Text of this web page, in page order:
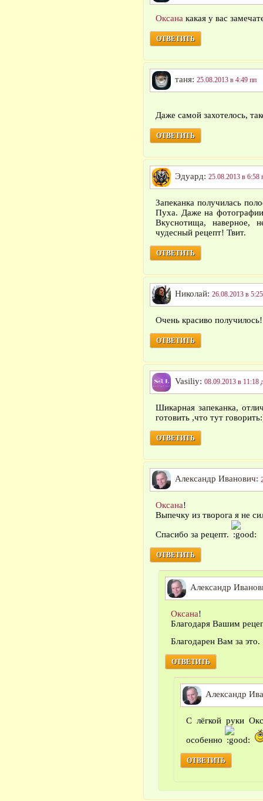
Оксана какая у вас
ОТВЕТИТЬ
таня: 25.08.2013 в 4:49 пп
Даже самой захотелось,
ОТВЕТИТЬ
Эдуард: 25.08.2013 в 6:58
Запеканка получилась
Пуха. Даже на
Вкуснотища, наверное,
чудесный рецепт! Твит.
ОТВЕТИТЬ
Николай: 26.08.2013 в
Очень красиво получилось!
ОТВЕТИТЬ
Vasiliy: 08.09.2013 в 11:18
Шикарная запеканка,
готовить ,что тут
ОТВЕТИТЬ
Александр Иванович:
Оксана!
Выпечку из творога я не
Спасибо за рецепт.
ОТВЕТИТЬ
Александр
Оксана!
Благодаря Вашим
Благодарен Вам за это.
ОТВЕТИТЬ
Александр
С лёгкой руки
особенно
ОТВЕТИТЬ